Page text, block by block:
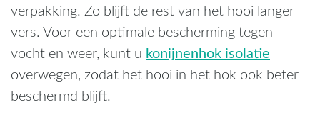
verpakking. Zo blijft de rest van het hooi langer
vers. Voor een optimale bescherming tegen
vocht en weer, kunt u konijnenhok isolatie
overwegen, zodat het hooi in het hok ook beter
beschermd blijft.